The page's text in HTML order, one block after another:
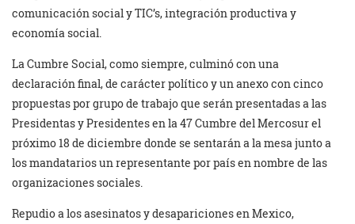
comunicación social y TIC’s, integración productiva y
economía social.
La Cumbre Social, como siempre, culminó con una
declaración final, de carácter político y un anexo con cinco
propuestas por grupo de trabajo que serán presentadas a las
Presidentas y Presidentes en la 47 Cumbre del Mercosur el
próximo 18 de diciembre donde se sentarán a la mesa junto a
los mandatarios un representante por país en nombre de las
organizaciones sociales.
Repudio a los asesinatos y desapariciones en Mexico,